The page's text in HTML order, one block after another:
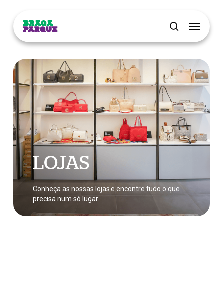
main
content
pesquisar
Menu
LOJAS
Conheça as nossas lojas e encontre tudo o que
precisa num só lugar.